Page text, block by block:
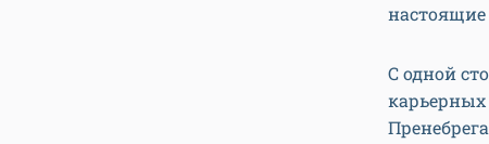
С одной